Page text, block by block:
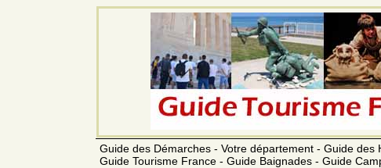
Guide des Démarches - Votre département - Guide
Guide Tourisme France - Guide Baignades - Guide